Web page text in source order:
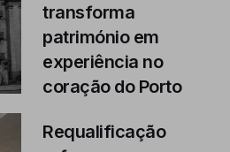
transforma
património em
experiência no
coração do Porto
Requalificação